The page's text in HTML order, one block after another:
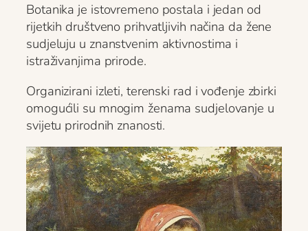
Botanika je istovremeno postala i jedan od
rijetkih društveno prihvatljivih načina da žene
sudjeluju u znanstvenim aktivnostima i
istraživanjima prirode.
Organizirani izleti, terenski rad i vođenje zbirki
omogućili su mnogim ženama sudjelovanje u
svijetu prirodnih znanosti.